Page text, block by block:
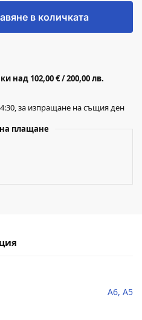
в количката
над 102,00 € / 200,00 лв.
за изпращане на същия ден
плащане
A6, A5